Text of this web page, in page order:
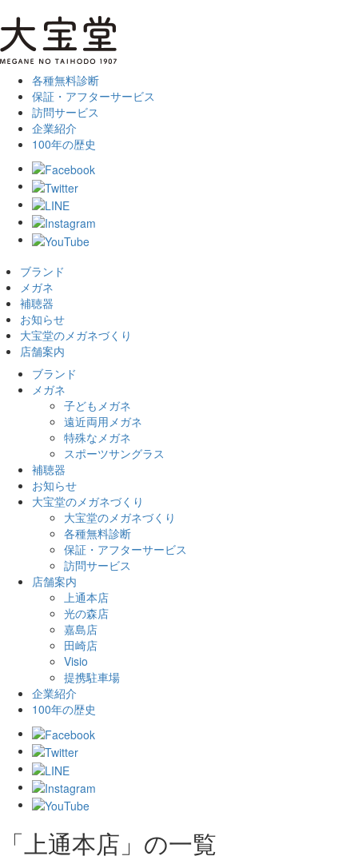
各種無料診断
保証・アフターサービス
訪問サービス
企業紹介
100年の歴史
ブランド
メガネ
補聴器
お知らせ
大宝堂のメガネづくり
店舗案内
ブランド
メガネ
子どもメガネ
遠近両用メガネ
特殊なメガネ
スポーツサングラス
補聴器
お知らせ
大宝堂のメガネづくり
大宝堂のメガネづくり
各種無料診断
保証・アフターサービス
訪問サービス
店舗案内
上通本店
光の森店
嘉島店
田崎店
Visio
提携駐車場
企業紹介
100年の歴史
「上通本店」の一覧